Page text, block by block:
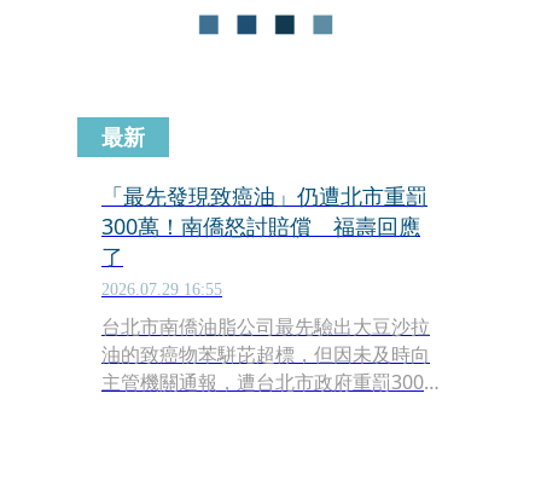
最新
「最先發現致癌油」仍遭北市重罰
300萬！南僑怒討賠償 福壽回應
了
2026.07.29 16:55
台北市南僑油脂公司最先驗出大豆沙拉
油的致癌物苯駢芘超標，但因未及時向
主管機關通報，遭台北市政府重罰300